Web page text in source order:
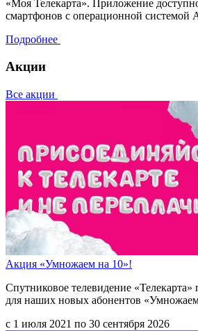
«Моя Телекарта». Приложение
смартфонов с операционной системой
Подробнее
Акции
Все акции
Акция «Умножаем на 10»!
Спутниковое телевидение «Телекарта»
для наших новых абонентов
с 1 июля 2021 по 30 сентября 2026